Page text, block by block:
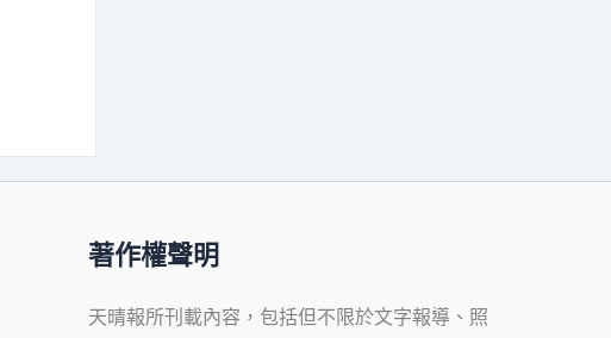
著作權聲明
天晴報所刊載內容，包括但不限於文字報導、照